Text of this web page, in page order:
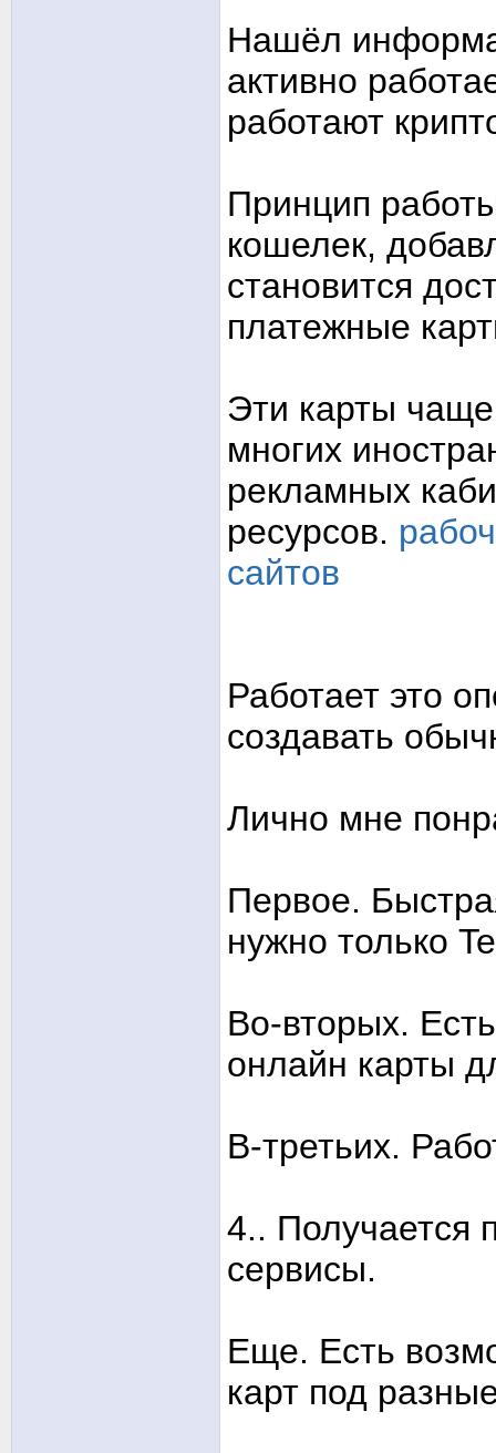
Нашёл
активно
работают
Принцип
кошелек,
становится
платежные
Эти карты
многих
рекламных
ресурсов.
сайтов
Работает это
создавать
Лично мне
Первое.
нужно только
Во-вторых.
онлайн карты
В-третьих.
4.. Получается
сервисы.
Еще. Есть
карт под